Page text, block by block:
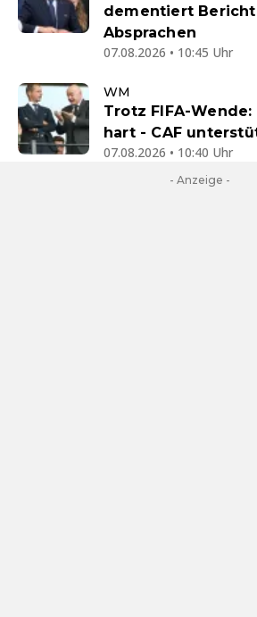
dementiert
Absprachen
07.08.2026 • 10:45 Uhr
WM
Trotz FIFA-Wende:
hart - CAF
07.08.2026 • 10:40 Uhr
- Anzeige -